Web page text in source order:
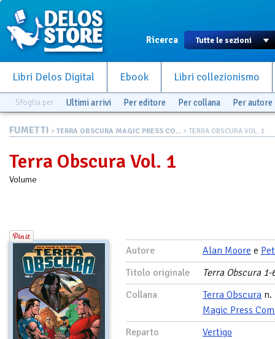
Ricerca
Libri Delos Digital Ebook Libri collezionismo
Sfoglia per Ultimi arrivi Per editore Per collana Per autore
FUMETTI > TERRA OBSCURA MAGIC PRESS CO... > TERRA OBSCURA VOL. 1
Terra Obscura Vol. 1
Volume
Autore Alan Moore e
Titolo originale
Terra Obscura 1-
Collana
Terra Obscura n.
Magic Press
Reparto
Vertigo